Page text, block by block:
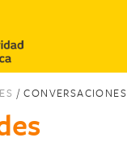
/ CONVERSACIONES